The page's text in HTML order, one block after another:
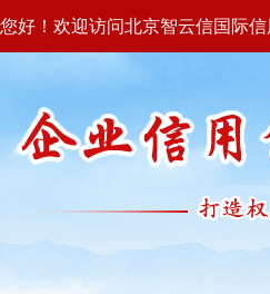
您好！欢迎访问北京智云信国际